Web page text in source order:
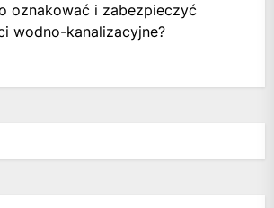
oznakować i zabezpieczyć
wodno-kanalizacyjne?